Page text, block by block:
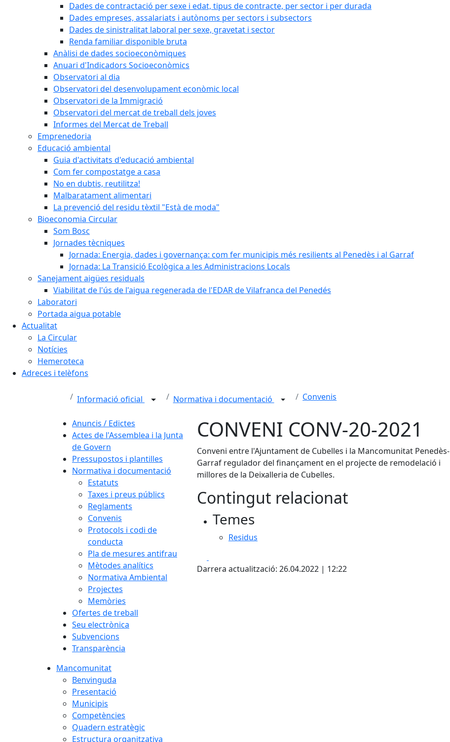
Dades de contractació per sexe i edat, tipus de contracte, per sector i per durada
Dades empreses, assalariats i autònoms per sectors i subsectors
Dades de sinistralitat laboral per sexe, gravetat i sector
Renda familiar disponible bruta
Anàlisi de dades socioeconòmiques
Anuari d'Indicadors Socioeconòmics
Observatori al dia
Observatori del desenvolupament econòmic local
Observatori de la Immigració
Observatori del mercat de treball dels joves
Informes del Mercat de Treball
Emprenedoria
Educació ambiental
Guia d'activitats d'educació ambiental
Com fer compostatge a casa
No en dubtis, reutilitza!
Malbaratament alimentari
La prevenció del residu tèxtil "Està de moda"
Bioeconomia Circular
Som Bosc
Jornades tècniques
Jornada: Energia, dades i governança: com fer municipis més resilients al Penedès i al Garraf
Jornada: La Transició Ecològica a les Administracions Locals
Sanejament aigües residuals
Viabilitat de l'ús de l'aigua regenerada de l'EDAR de Vilafranca del Penedés
Laboratori
Portada aigua potable
Actualitat
La Circular
Notícies
Hemeroteca
Adreces i telèfons
Informació oficial Normativa i documentació Convenis
Anuncis / Edictes
Actes de l'Assemblea i la Junta
de Govern
Pressupostos i plantilles
Normativa i documentació
Estatuts
Taxes i preus públics
Reglaments
Convenis
Protocols i codi de
conducta
Pla de mesures antifrau
Mètodes analítics
Normativa Ambiental
Projectes
Memòries
Ofertes de treball
Seu electrònica
Subvencions
Transparència
CONVENI CONV-20-2021
Conveni entre l'Ajuntament de Cubelles i la Mancomunitat Penedès-
Garraf regulador del finançament en el projecte de remodelació i
millores de la Deixalleria de Cubelles.
Contingut relacionat
Temes
Residus
Darrera actualització: 26.04.2022 | 12:22
Mancomunitat
Benvinguda
Presentació
Municipis
Competències
Quadern estratègic
Estructura organitzativa